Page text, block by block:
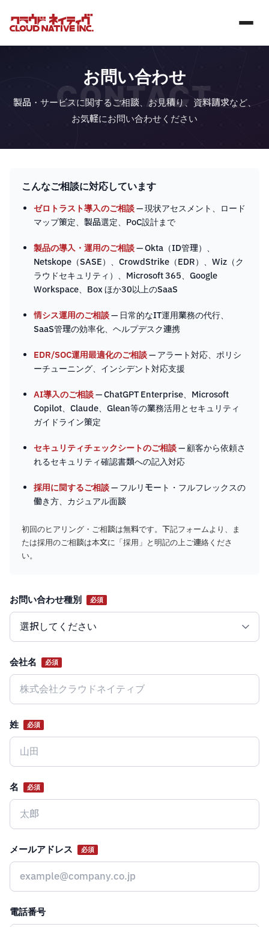
CONTACT
お問い合わせ
製品・サービスに関するご相談、お見積り、資料請求など、
お気軽にお問い合わせください
こんなご相談に対応しています
ゼロトラスト導入のご相談— 現状アセスメント、ロード
マップ策定、製品選定、PoC設計まで
製品の導入・運用のご相談— Okta（ID管理）、
Netskope（SASE）、CrowdStrike（EDR）、Wiz（ク
ラウドセキュリティ）、Microsoft 365、Google
Workspace、Box ほか30以上のSaaS
情シス運用のご相談— 日常的なIT運用業務の代行、
SaaS管理の効率化、ヘルプデスク連携
EDR/SOC運用最適化のご相談— アラート対応、ポリシ
ーチューニング、インシデント対応支援
AI導入のご相談— ChatGPT Enterprise、Microsoft
Copilot、Claude、Glean等の業務活用とセキュリティ
ガイドライン策定
セキュリティチェックシートのご相談— 顧客から依頼さ
れるセキュリティ確認書類への記入対応
採用に関するご相談— フルリモート・フルフレックスの
働き方、カジュアル面談
初回のヒアリング・ご相談は無料です。下記フォームより、ま
たは採用のご相談は本文に「採用」と明記の上ご連絡くださ
い。
Website
お問い合わせ種別 必須
会社名 必須
姓 必須
名 必須
メールアドレス 必須
電話番号